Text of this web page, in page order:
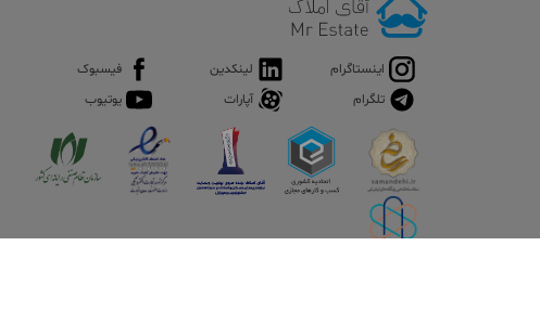
اینستاگرام لینکدین
فیسبوک
تلگرام
آپارات یوتیوب